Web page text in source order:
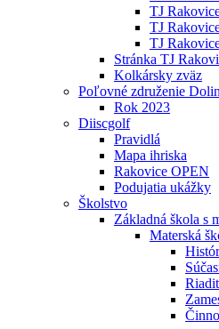
TJ
TJ
TJ
Stránka TJ
Kolkársky zväz
Poľovné združenie
Rok 2023
Diiscgolf
Pravidlá
Mapa ihriska
Rakovice OPEN
Podujatia ukážky
Školstvo
Základná škola s
Materská